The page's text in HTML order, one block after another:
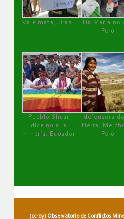
Vale mata, Brasil
Tía María no
Perú
Pueblo Shuar
dice no a la
minería, Ecuador
defensora
tierra,
Perú
(cc-by) Observatorio de Conflictos